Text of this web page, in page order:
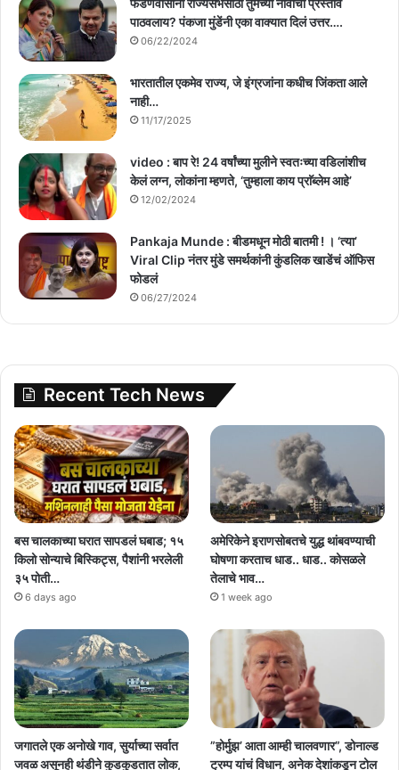
फडणवीसांनी राज्यसभेसाठी तुमच्या नावाचा प्रस्ताव
पाठवलाय? पंकजा मुंडेंनी एका वाक्यात दिलं उत्तर….
06/22/2024
भारतातील एकमेव राज्य, जे इंग्रजांना कधीच जिंकता आले
नाही…
11/17/2025
video : बाप रे! 24 वर्षांच्या मुलीने स्वतःच्या वडिलांशीच
केलं लग्न, लोकांना म्हणते, ‘तुम्हाला काय प्राॅब्लेम आहे’
12/02/2024
Pankaja Munde : बीडमधून मोठी बातमी ! । ‘त्या’
Viral Clip नंतर मुंडे समर्थकांनी कुंडलिक खाडेंचं ऑफिस
फोडलं
06/27/2024
Recent Tech News
बस चालकाच्या घरात सापडलं घबाड; १५
किलो सोन्याचे बिस्किट्स, पैशांनी भरलेली
३५ पोती…
6 days ago
अमेरिकेने इराणसोबतचे युद्ध थांबवण्याची
घोषणा करताच धाड.. धाड.. कोसळले
तेलाचे भाव…
1 week ago
जगातले एक अनोखे गाव, सुर्याच्या सर्वात
जवळ असूनही थंडीने कुडकुडतात लोक,
”होर्मुझ’ आता आम्ही चालवणार”, डोनाल्ड
ट्रम्प यांचं विधान, अनेक देशांकडून टोल